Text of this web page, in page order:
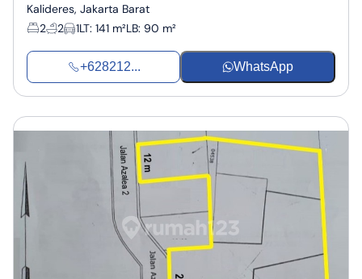
Kalideres, Jakarta Barat
2
2 1LT: 141 m²LB: 90 m²
+628212... WhatsApp